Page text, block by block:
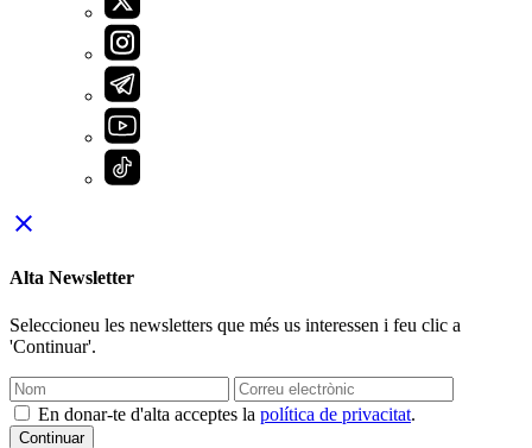
close
Alta Newsletter
Seleccioneu les newsletters que més us interessen i feu clic a
'Continuar'.
En donar-te d'alta acceptes la política de privacitat.
Continuar